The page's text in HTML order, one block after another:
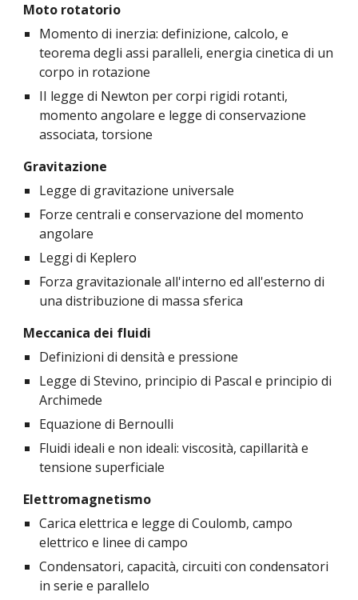
Moto rotatorio
Momento di inerzia: definizione, calcolo, e
teorema degli assi paralleli, energia cinetica di un
corpo in rotazione
II legge di Newton per corpi rigidi rotanti,
momento angolare e legge di conservazione
associata, torsione
Gravitazione
Legge di gravitazione universale
Forze centrali e conservazione del momento
angolare
Leggi di Keplero
Forza gravitazionale all'interno ed all'esterno di
una distribuzione di massa sferica
Meccanica dei fluidi
Definizioni di densità e pressione
Legge di Stevino, principio di Pascal e principio di
Archimede
Equazione di Bernoulli
Fluidi ideali e non ideali: viscosità, capillarità e
tensione superficiale
Elettromagnetismo
Carica elettrica e legge di Coulomb, campo
elettrico e linee di campo
Condensatori, capacità, circuiti con condensatori
in serie e parallelo